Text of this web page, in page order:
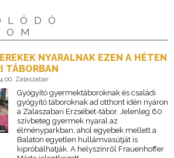
NYARALNAK EZEN A HÉTEN
TÁBORBAN
Zalaszabar
Gyógyító gyermektáboroknak és családi
gyógyító táboroknak ad otthont idén nyáron
a Zalaszabari Erzsébet-tábor. Jelenleg 60
szívbeteg gyermek nyaral az
élményparkban, ahol egyebek mellett a
Balaton egyetlen hullámvasútját is
kipróbálhatják. A helyszínről Frauenhoffer